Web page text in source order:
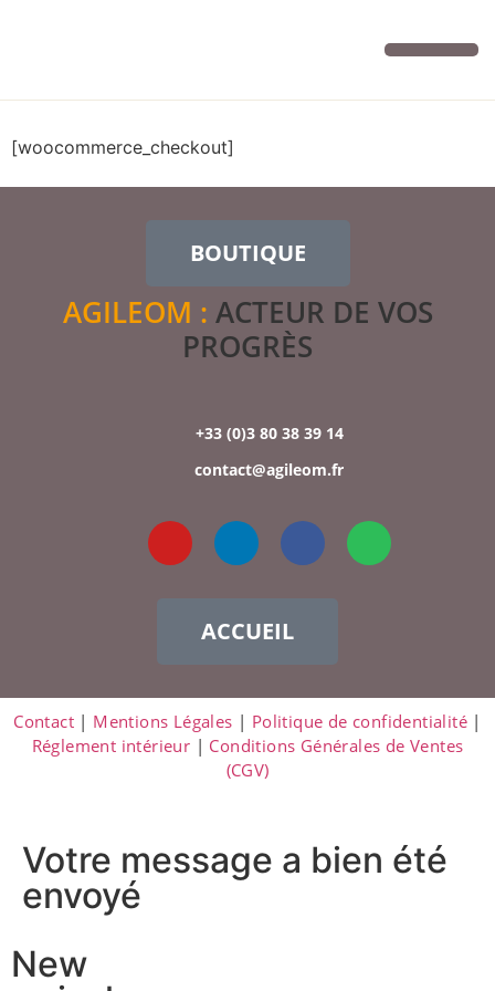
[woocommerce_checkout]
BOUTIQUE
AGILEOM : ACTEUR DE VOS
PROGRÈS
+33 (0)3 80 38 39 14
contact@agileom.fr
ACCUEIL
Contact| Mentions Légales | Politique de confidentialité |
Réglement intérieur | Conditions Générales de Ventes
(CGV)
Votre message a bien été
envoyé
New